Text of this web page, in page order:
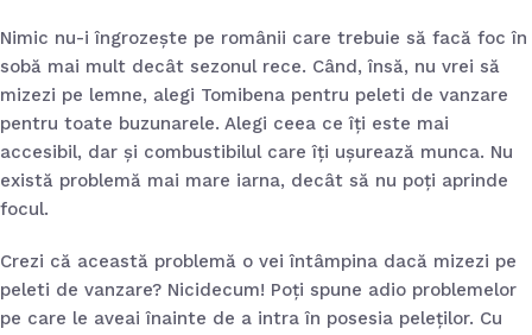
Nimic nu-i îngrozește pe românii care trebuie să facă foc în
sobă mai mult decât sezonul rece. Când, însă, nu vrei să
mizezi pe lemne, alegi Tomibena pentru peleti de vanzare
pentru toate buzunarele. Alegi ceea ce îți este mai
accesibil, dar și combustibilul care îți ușurează munca. Nu
există problemă mai mare iarna, decât să nu poți aprinde
focul.
Crezi că această problemă o vei întâmpina dacă mizezi pe
peleti de vanzare? Nicidecum! Poți spune adio problemelor
pe care le aveai înainte de a intra în posesia peleților. Cu